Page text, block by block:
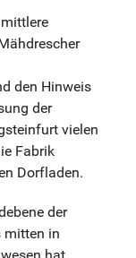
den Hinweis
der
vielen
Fabrik
Dorfladen.
der
mitten in